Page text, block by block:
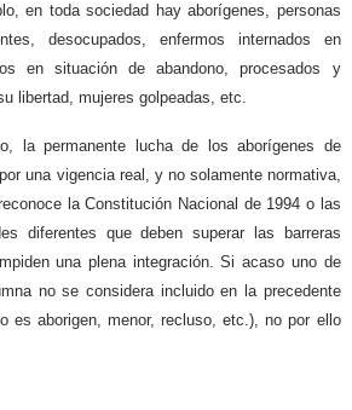
en toda sociedad hay aborígenes, personas
desocupados, enfermos internados en
en situación de abandono, procesados y
libertad, mujeres golpeadas, etc.
la permanente lucha de los aborígenes de
una vigencia real, y no solamente normativa,
la Constitución Nacional de 1994 o las
diferentes que deben superar las barreras
una plena integración. Si acaso uno de
no se considera incluido en la precedente
es aborigen, menor, recluso, etc.), no por ello